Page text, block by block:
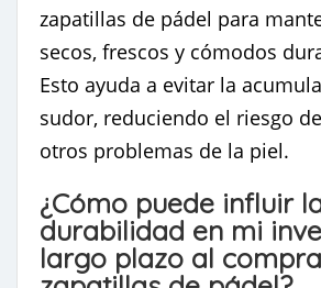
zapatillas de pádel para
secos, frescos y cómodos
Esto ayuda a evitar la
sudor, reduciendo el riesgo
otros problemas de la piel.
¿Cómo puede influir
durabilidad en mi
largo plazo al